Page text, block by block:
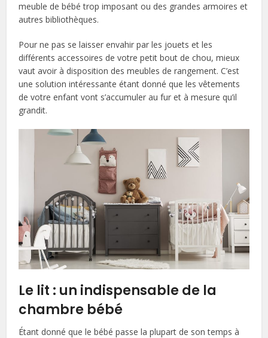
meuble de bébé trop imposant ou des grandes armoires et
autres bibliothèques.
Pour ne pas se laisser envahir par les jouets et les
différents accessoires de votre petit bout de chou, mieux
vaut avoir à disposition des meubles de rangement. C’est
une solution intéressante étant donné que les vêtements
de votre enfant vont s’accumuler au fur et à mesure qu’il
grandit.
Le lit : un indispensable de la
chambre bébé
Étant donné que le bébé passe la plupart de son temps à